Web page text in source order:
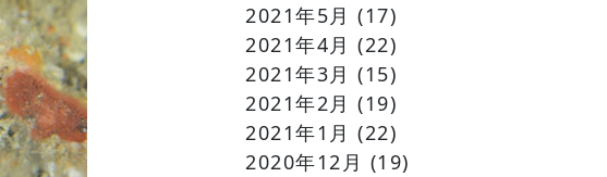
2021年5月 (17)
2021年4月 (22)
2021年3月 (15)
2021年2月 (19)
2021年1月 (22)
2020年12月 (19)